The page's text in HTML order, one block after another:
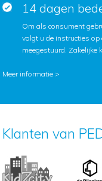
14 dagen
Om als consument
volgt u de instructies
meegestuurd. Zakelijke
Meer informatie >
Klanten van